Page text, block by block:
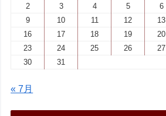
2
3 4 5 6
9
10 11 12 13
16
17 18 19 20
23
24 25 26 27
30
31
« 7月